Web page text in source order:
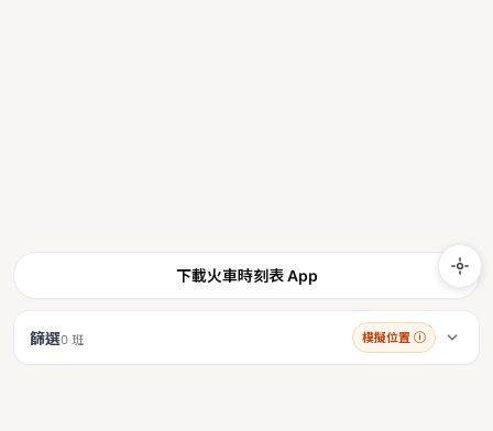
下載火車時刻表 App
篩選0 班 模擬位置 ⓘ